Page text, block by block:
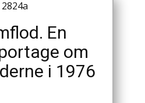
Bøger
2824a
En
om
i 1976